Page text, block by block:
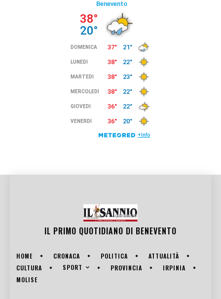
IL PRIMO QUOTIDIANO DI BENEVENTO
HOME CRONACA POLITICA
ATTUALITÀ
CULTURA
SPORT PROVINCIA
IRPINIA
MOLISE